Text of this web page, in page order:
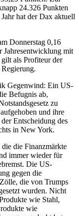
24.326 Punkten
hat der Dax aktuell
Donnerstag 0,16
Jahresentwicklung mit
als Profiteur der
Gegenwind: Ein US-
Befugnis ab,
zu
und ihre
Entscheidung des
in New York.
die Finanzmärkte
immer wieder für
Die US-
gegen die
die von Trumps
wurden. Nicht
wie Stahl,
wie